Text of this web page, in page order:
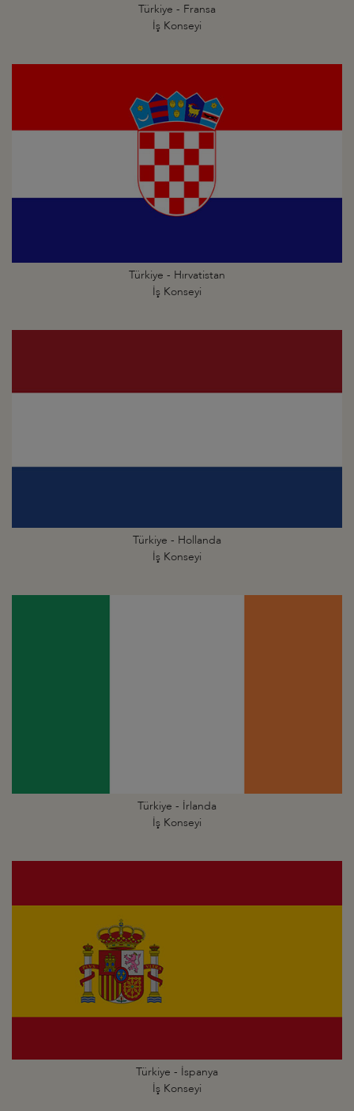
Türkiye - Fransa
İş Konseyi
Türkiye - Hırvatistan
İş Konseyi
Türkiye - Hollanda
İş Konseyi
Türkiye - İrlanda
İş Konseyi
Türkiye - İspanya
İş Konseyi